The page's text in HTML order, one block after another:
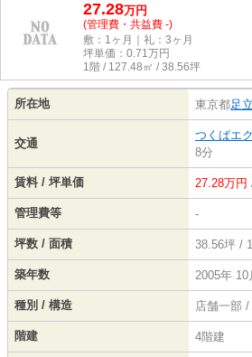
27.28万円
(管理費・共益費 -)
敷：1ヶ月｜礼：3ヶ月
坪単価： 0.71万円
1階 / 127.48㎡ / 38.56坪
所在地 東京都足
交通
つくばエ
8分
賃料 / 坪単価 27.28万円
管理費等 -
坪数 / 面積 38.56坪 /
築年数 2005年 10
種別 / 構造 店舗一部 /
階建 4階建